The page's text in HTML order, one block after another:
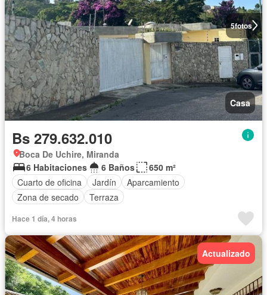
5fotos
Casa
Bs 279.632.010
Boca De Uchire, Miranda
6 Habitaciones
6 Baños
650 m²
Cuarto de oficina
Jardín
Aparcamiento
Zona de secado
Terraza
Hace 1 día, 4 horas
Actualizado